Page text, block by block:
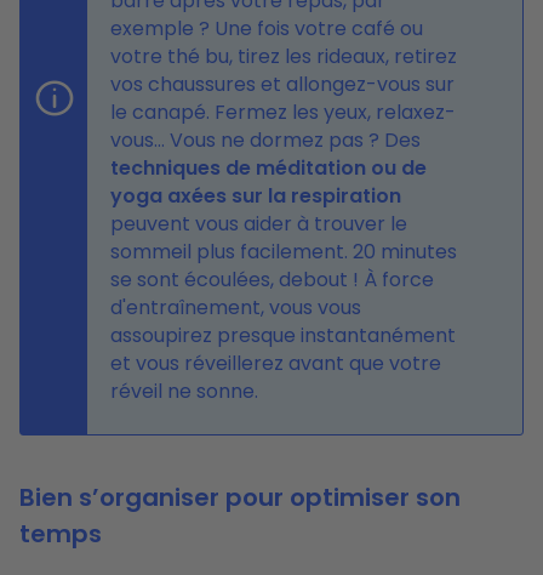
exemple ? Une fois votre café ou
votre thé bu, tirez les rideaux, retirez
vos chaussures et allongez-vous sur
le canapé. Fermez les yeux, relaxez-
vous… Vous ne dormez pas ? Des
techniques de méditation ou de
yoga axées sur la respiration
peuvent vous aider à trouver le
sommeil plus facilement. 20 minutes
se sont écoulées, debout ! À force
d'entraînement, vous vous
assoupirez presque instantanément
et vous réveillerez avant que votre
réveil ne sonne.
Bien s’organiser pour optimiser son
temps